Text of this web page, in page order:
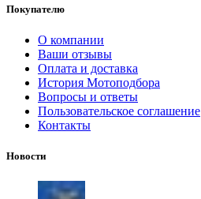
Покупателю
О компании
Ваши отзывы
Оплата и доставка
История Мотоподбора
Вопросы и ответы
Пользовательское соглашение
Контакты
Новости